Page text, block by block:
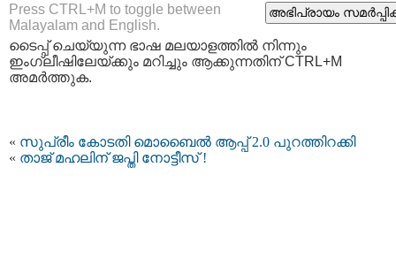
Press CTRL+M to toggle between
Malayalam and English.
ടൈപ്പ്‌ ചെയ്യുന്ന ഭാഷ മലയാളത്തില്‍ നിന്നും
ഇംഗ്ലീഷിലേയ്ക്കും മറിച്ചും ആക്കുന്നതിന് CTRL+M
അമര്‍ത്തുക.
« സുപ്രീം കോടതി മൊബൈല്‍ ആപ്പ് 2.0 പുറത്തിറക്കി
« താജ് മഹലിന് ജപ്തി നോട്ടീസ് !